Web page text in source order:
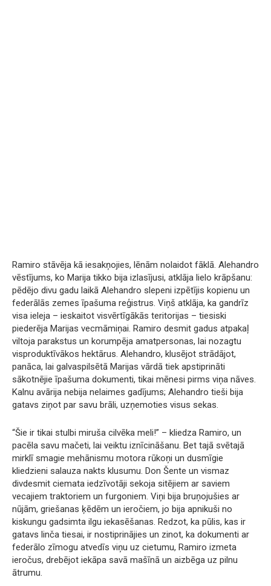
Ramiro stāvēja kā iesakņojies, lēnām nolaidot fāklā. Alehandro
vēstījums, ko Marija tikko bija izlasījusi, atklāja lielo krāpšanu:
pēdējo divu gadu laikā Alehandro slepeni izpētījis kopienu un
federālās zemes īpašuma reģistrus. Viņš atklāja, ka gandrīz
visa ieleja – ieskaitot visvērtīgākās teritorijas – tiesiski
piederēja Marijas vecmāmiņai. Ramiro desmit gadus atpakaļ
viltoja parakstus un korumpēja amatpersonas, lai nozagtu
visproduktīvākos hektārus. Alehandro, klusējot strādājot,
panāca, lai galvaspilsētā Marijas vārdā tiek apstiprināti
sākotnējie īpašuma dokumenti, tikai mēnesi pirms viņa nāves.
Kalnu avārija nebija nelaimes gadījums; Alehandro tieši bija
gatavs ziņot par savu brāli, uzņemoties visus sekas.
“Šie ir tikai stulbi miruša cilvēka meli!” – kliedza Ramiro, un
pacēla savu mačeti, lai veiktu iznīcināšanu. Bet tajā svētajā
mirklī smagie mehānismu motora rūkoņi un dusmīgie
kliedzieni salauza nakts klusumu. Don Šente un vismaz
divdesmit ciemata iedzīvotāji sekoja sitējiem ar saviem
vecajiem traktoriem un furgoniem. Viņi bija bruņojušies ar
nūjām, griešanas ķēdēm un ieročiem, jo bija apnikuši no
kiskungu gadsimta ilgu iekasēšanas. Redzot, ka pūlis, kas ir
gatavs linča tiesai, ir nostiprinājies un zinot, ka dokumenti ar
federālo zīmogu atvedīs viņu uz cietumu, Ramiro izmeta
ieročus, drebējot iekāpa savā mašīnā un aizbēga uz pilnu
ātrumu.